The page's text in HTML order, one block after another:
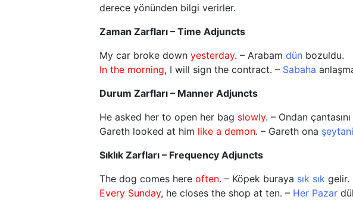
derece yönünden bilgi verirler.
Zaman Zarfları – Time Adjuncts
My car broke down yesterday. – Arabam dün bozuldu.
In the morning, I will sign the contract. – Sabaha
Durum Zarfları – Manner Adjuncts
He asked her to open her bag slowly. – Ondan çantasını
Gareth looked at him like a demon. – Gareth ona şeytani
Sıklık Zarfları – Frequency Adjuncts
The dog comes here often. – Köpek buraya sık sık gelir.
Every Sunday, he closes the shop at ten. – Her Pazar